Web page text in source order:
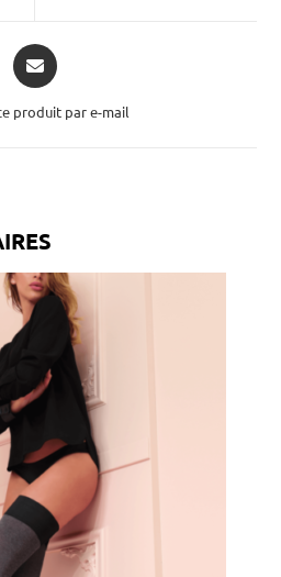
produit par e-mail